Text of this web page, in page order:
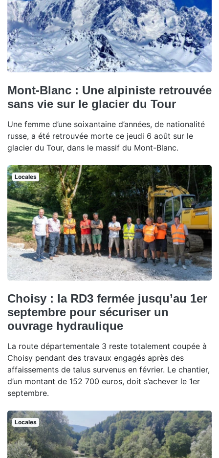
Mont-Blanc : Une alpiniste retrouvée
sans vie sur le glacier du Tour
Une femme d’une soixantaine d’années, de nationalité
russe, a été retrouvée morte ce jeudi 6 août sur le
glacier du Tour, dans le massif du Mont-Blanc.
Locales
Choisy : la RD3 fermée jusqu’au 1er
septembre pour sécuriser un
ouvrage hydraulique
La route départementale 3 reste totalement coupée à
Choisy pendant des travaux engagés après des
affaissements de talus survenus en février. Le chantier,
d’un montant de 152 700 euros, doit s’achever le 1er
septembre.
Locales